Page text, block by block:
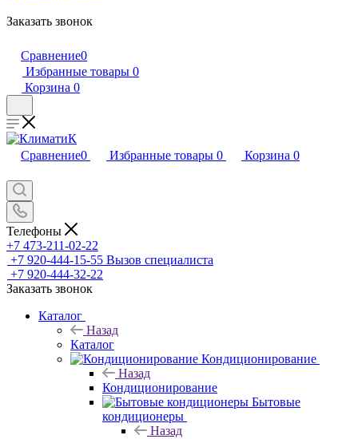
Заказать звонок
Сравнение0
Избранные товары 0
Корзина 0
Сравнение0 Избранные товары 0 Корзина 0
Телефоны
+7 473-211-02-22
+7 920-444-15-55 Вызов специалиста
+7 920-444-32-22
Заказать звонок
Каталог
Назад
Каталог
Кондиционирование
Назад
Кондиционирование
Бытовые
кондиционеры
Назад